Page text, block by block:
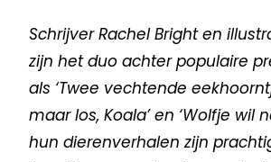
Schrijver Rachel Bright en
zijn het duo achter populaire
als ‘Twee vechtende
maar los, Koala’ en ‘Wolfje wil
hun dierenverhalen zijn